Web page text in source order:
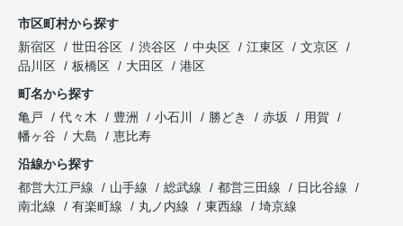
市区町村から探す
新宿区
世田谷区 渋谷区 中央区 江東区
文京区
品川区
板橋区 大田区
港区
町名から探す
亀戸
代々木 豊洲 小石川 勝どき 赤坂
用賀
幡ヶ谷
大島
恵比寿
沿線から探す
都営大江戸線
山手線 総武線 都営三田線
日比谷線
南北線
有楽町線 丸ノ内線 東西線
埼京線